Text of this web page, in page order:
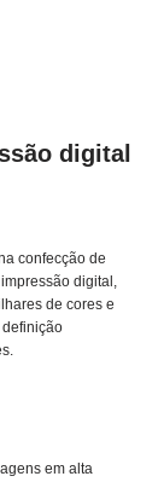
digital
confecção de
digital,
de cores e
em alta